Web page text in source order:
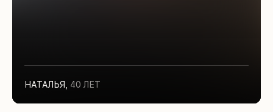
НАТАЛЬЯ, 40 ЛЕТ